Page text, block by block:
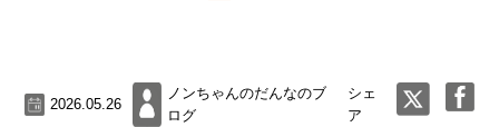
2026.05.26
ノンちゃんのだんなのブ
ログ
シェ
ア